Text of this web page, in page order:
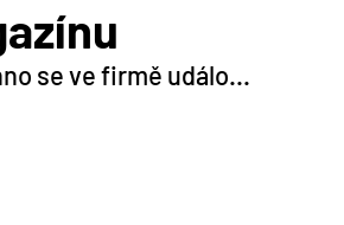
se ve firmě událo...